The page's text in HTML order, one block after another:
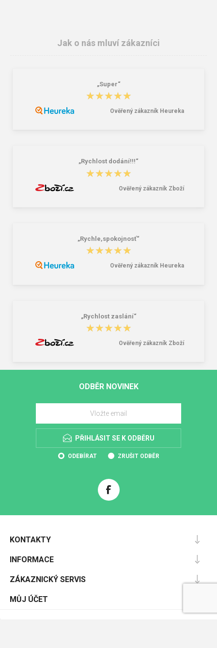
ARDONSAFETY/SIMON Pracovní
61,00 Kč 12,00 Kč
Jak o nás mluví zákazníci
„Super“
★★★★★
★★★★★
Ověřený zákazník Heureka
„Rychlost dodání!!!“
★★★★★
★★★★★
Ověřený zákazník Zboží
„Rychle,spokojnosť“
★★★★★
★★★★★
Ověřený zákazník Heureka
„Rychlost zaslání“
★★★★★
★★★★★
Ověřený zákazník Zboží
ODBĚR NOVINEK
PŘIHLÁSIT SE K ODBĚRU
ODEBÍRAT ZRUŠIT ODBĚR
KONTAKTY
INFORMACE
ZÁKAZNICKÝ SERVIS
MŮJ ÚČET